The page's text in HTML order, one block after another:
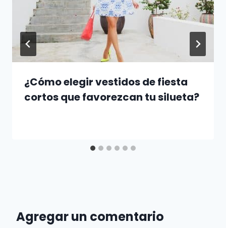
¿Cómo elegir vestidos de fiesta
cortos que favorezcan tu silueta?
Agregar un comentario